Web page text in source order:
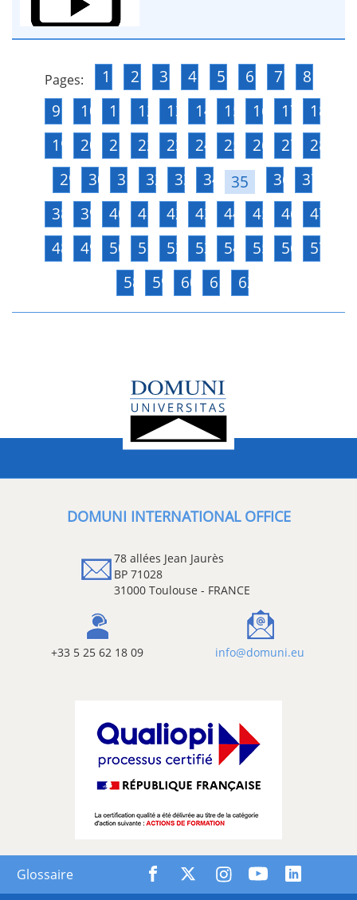
Pages: 1 2 3 4 5 6 7
8
9
10 11 12 13 14 15 16 17
18
19
20 21 22 23 24 25 26 27
28
29
30 31 32 33 34 35 36
37
38
39 40 41 42 43 44 45 46
47
48
49 50 51 52 53 54 55 56
57
58
59 60 61 62
DOMUNI INTERNATIONAL OFFICE
78 allées Jean Jaurès
BP 71028
31000 Toulouse - FRANCE
+33 5 25 62 18 09 info@domuni.eu
Glossaire